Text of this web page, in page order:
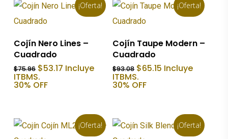
¡Oferta!
Añadir Al Carrito
Cojín Nero Lines –
Cuadrado
$75.96 El
precio
original
$53.17El
precio
Incluye
ITBMS.
30% OFF
¡Oferta!
Añadir Al Carrito
Cojín Taupe Modern –
Cuadrado
$93.08 El
precio
original
$65.15 El
precio
Incluye
ITBMS.
30% OFF
¡Oferta! ¡Oferta!